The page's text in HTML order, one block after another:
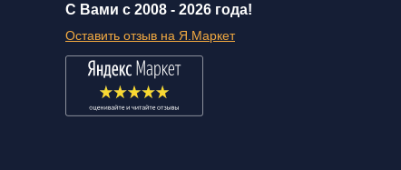
С Вами с 2008 - 2026 года!
Оставить отзыв на Я.Маркет